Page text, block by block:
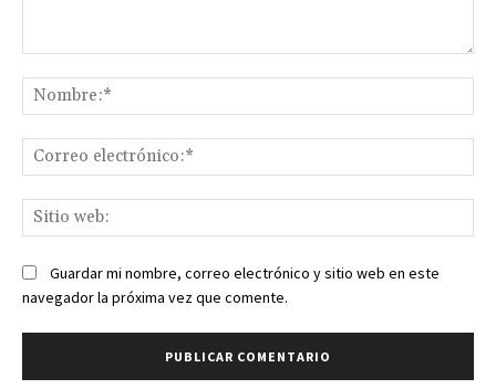
Guardar mi nombre, correo electrónico y sitio web en este
navegador la próxima vez que comente.